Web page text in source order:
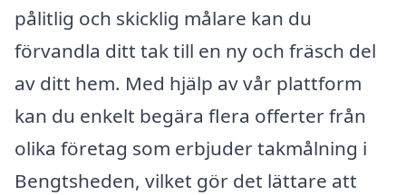
pålitlig och skicklig målare kan du
förvandla ditt tak till en ny och fräsch del
av ditt hem. Med hjälp av vår plattform
kan du enkelt begära flera offerter från
olika företag som erbjuder takmålning i
Bengtsheden, vilket gör det lättare att